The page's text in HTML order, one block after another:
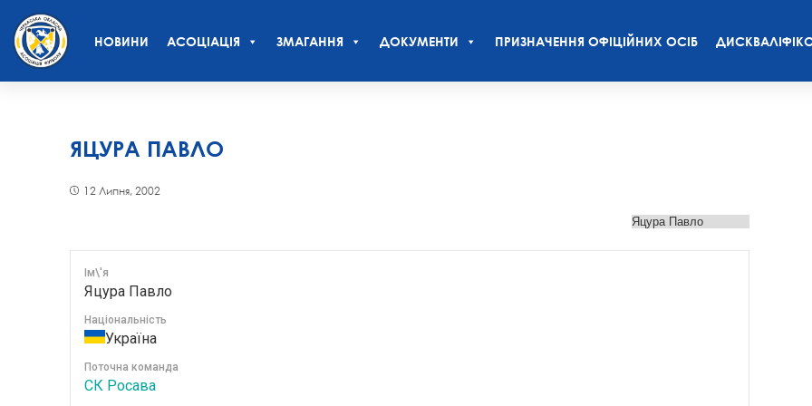
НОВИНИ АСОЦІАЦІЯ ЗМАГАННЯ ДОКУМЕНТИ ПРИЗНАЧЕННЯ ОФІЦІЙНИХ ОСІБ
ЯЦУРА ПАВЛО
12 Липня, 2002
Ім\'я
Яцура Павло
Національність
Україна
Поточна команда
СК Росава